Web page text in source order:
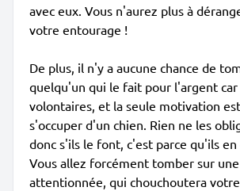
avec eux. Vous n'aurez plus à
votre entourage !
De plus, il n'y a aucune chance de
quelqu'un qui le fait pour l'argent
volontaires, et la seule motivation
s'occuper d'un chien. Rien ne les
donc s'ils le font, c'est parce qu'ils
Vous allez forcément tomber sur
attentionnée, qui chouchoutera